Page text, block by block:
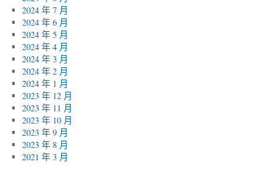
2024 年 7 月
2024 年 6 月
2024 年 5 月
2024 年 4 月
2024 年 3 月
2024 年 2 月
2024 年 1 月
2023 年 12 月
2023 年 11 月
2023 年 10 月
2023 年 9 月
2023 年 8 月
2021 年 3 月